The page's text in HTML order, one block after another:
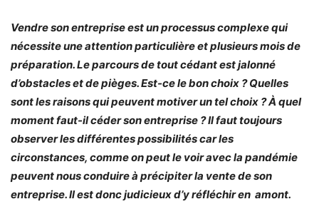
Vendre son entreprise est un processus complexe qui
nécessite une attention particulière et plusieurs mois de
préparation. Le parcours de tout cédant est jalonné
d’obstacles et de pièges. Est-ce le bon choix ? Quelles
sont les raisons qui peuvent motiver un tel choix ? À quel
moment faut-il céder son entreprise ? Il faut toujours
observer les différentes possibilités car les
circonstances, comme on peut le voir avec la pandémie
peuvent nous conduire à précipiter la vente de son
entreprise. Il est donc judicieux d’y réfléchir en amont.